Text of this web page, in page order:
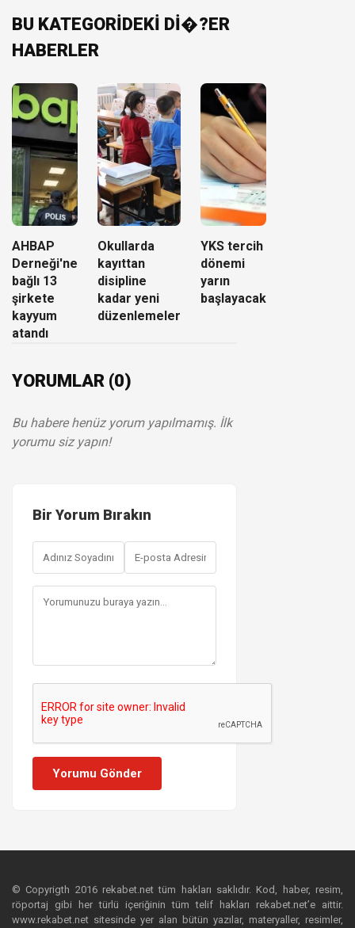
BU KATEGORİDEKİ Dİ�?ER
HABERLER
AHBAP
Derneği'ne
bağlı 13
şirkete
kayyum
atandı
Okullarda
kayıttan
disipline
kadar yeni
düzenlemeler
YKS tercih
dönemi
yarın
başlayacak
YORUMLAR (0)
Bu habere henüz yorum yapılmamış. İlk
yorumu siz yapın!
Bir Yorum Bırakın
Yorumu Gönder
© Copyrigth 2016 rekabet.net tüm hakları saklıdır. Kod, haber, resim,
röportaj gibi her türlü içeriğinin tüm telif hakları rekabet.net’e aittir.
www.rekabet.net sitesinde yer alan bütün yazılar, materyaller, resimler,